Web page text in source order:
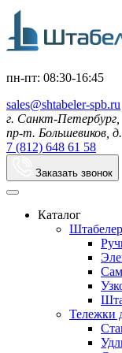
пн-пт: 08:30-16:45
sales@shtabeler-spb.ru
г. Санкт-Петербург,
пр-т. Большевиков,
7 (812) 648 61 58
Заказать звонок
Каталог
Тележки